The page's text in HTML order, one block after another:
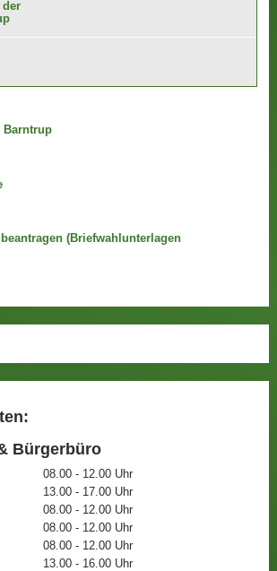
der
Barntrup
(Briefwahlunterlagen
Bürgerbüro
08.00 - 12.00 Uhr
13.00 - 17.00 Uhr
08.00 - 12.00 Uhr
08.00 - 12.00 Uhr
08.00 - 12.00 Uhr
13.00 - 16.00 Uhr